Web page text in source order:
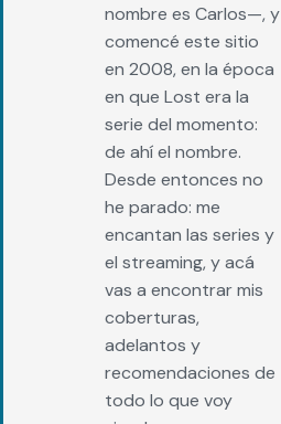
nombre es Carlos—, y
comencé este sitio
en 2008, en la época
en que Lost era la
serie del momento:
de ahí el nombre.
Desde entonces no
he parado: me
encantan las series y
el streaming, y acá
vas a encontrar mis
coberturas,
adelantos y
recomendaciones de
todo lo que voy